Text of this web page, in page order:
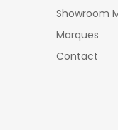
Showroom
Marques
Contact